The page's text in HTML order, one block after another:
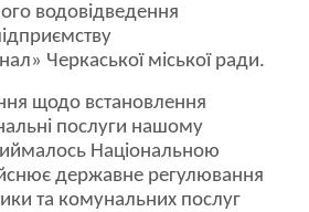
водовідведення
Черкаської міської ради.
щодо встановлення
послуги нашому
Національною
державне регулювання
та комунальних послуг